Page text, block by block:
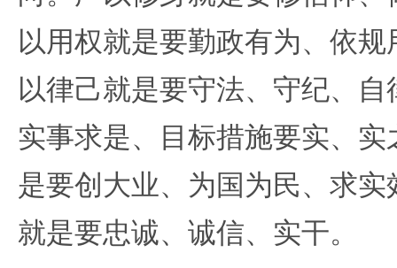
以用权就是要勤政有为、依
以律己就是要守法、守纪、
实事求是、目标措施要实、
是要创大业、为国为民、求
就是要忠诚、诚信、实干。